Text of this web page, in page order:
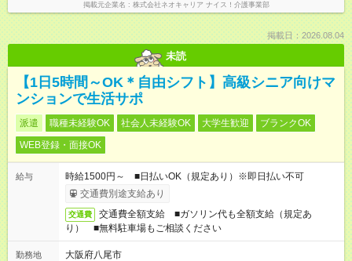
掲載元企業名 株式会社ネオキャリア ナイス！介護事業部
掲載日：2026.08.04
未読
【1日5時間～OK＊自由シフト】高級シニア向けマ
ンションで生活サポ
派遣 職種未経験OK 社会人未経験OK 大学生歓迎
ブランクOK
WEB登録・面接OK
給与
時給1500円～ ■日払いOK（規定あり）※即日払い不可
交通費別途支給あり
交通費
交通費全額支給 ■ガソリン代も全額支給（規定あ
り） ■無料駐車場もご相談ください
勤務地
大阪府八尾市